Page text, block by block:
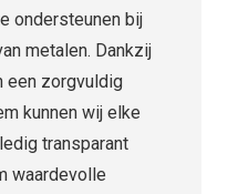
ondersteunen bij
metalen. Dankzij
een zorgvuldig
kunnen wij elke
transparant
waardevolle